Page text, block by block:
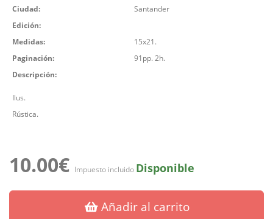
Ciudad:
Santander
Edición:
Medidas:
15x21.
Paginación:
91pp. 2h.
Descripción:
Ilus.
Rústica.
10.00€ Impuesto incluido Disponible
Añadir al carrito